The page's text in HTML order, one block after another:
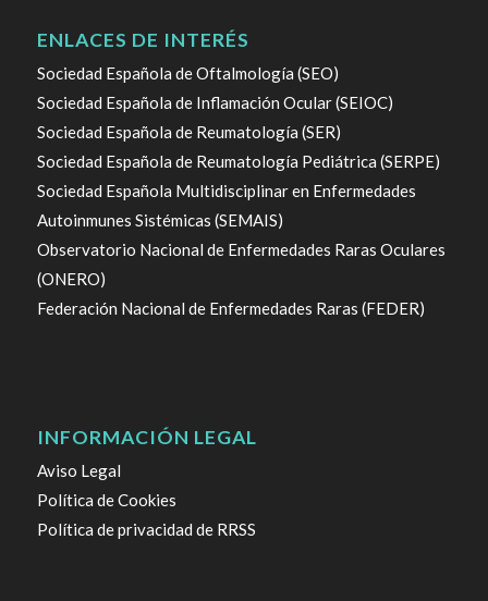
ENLACES DE INTERÉS
Sociedad Española de Oftalmología (SEO)
Sociedad Española de Inflamación Ocular (SEIOC)
Sociedad Española de Reumatología (SER)
Sociedad Española de Reumatología Pediátrica (SERPE)
Sociedad Española Multidisciplinar en Enfermedades
Autoinmunes Sistémicas (SEMAIS)
Observatorio Nacional de Enfermedades Raras Oculares
(ONERO)
Federación Nacional de Enfermedades Raras (FEDER)
INFORMACIÓN LEGAL
Aviso Legal
Política de Cookies
Política de privacidad de RRSS